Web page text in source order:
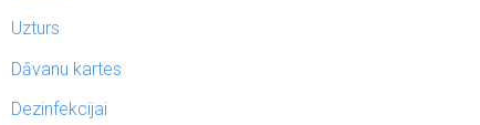
Uzturs
Dāvanu kartes
Dezinfekcijai